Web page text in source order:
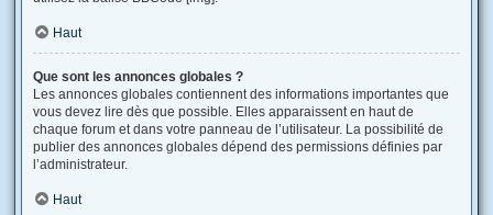
Haut
Que sont les annonces globales ?
Les annonces globales contiennent des informations importantes que
vous devez lire dès que possible. Elles apparaissent en haut de
chaque forum et dans votre panneau de l’utilisateur. La possibilité de
publier des annonces globales dépend des permissions définies par
l’administrateur.
Haut